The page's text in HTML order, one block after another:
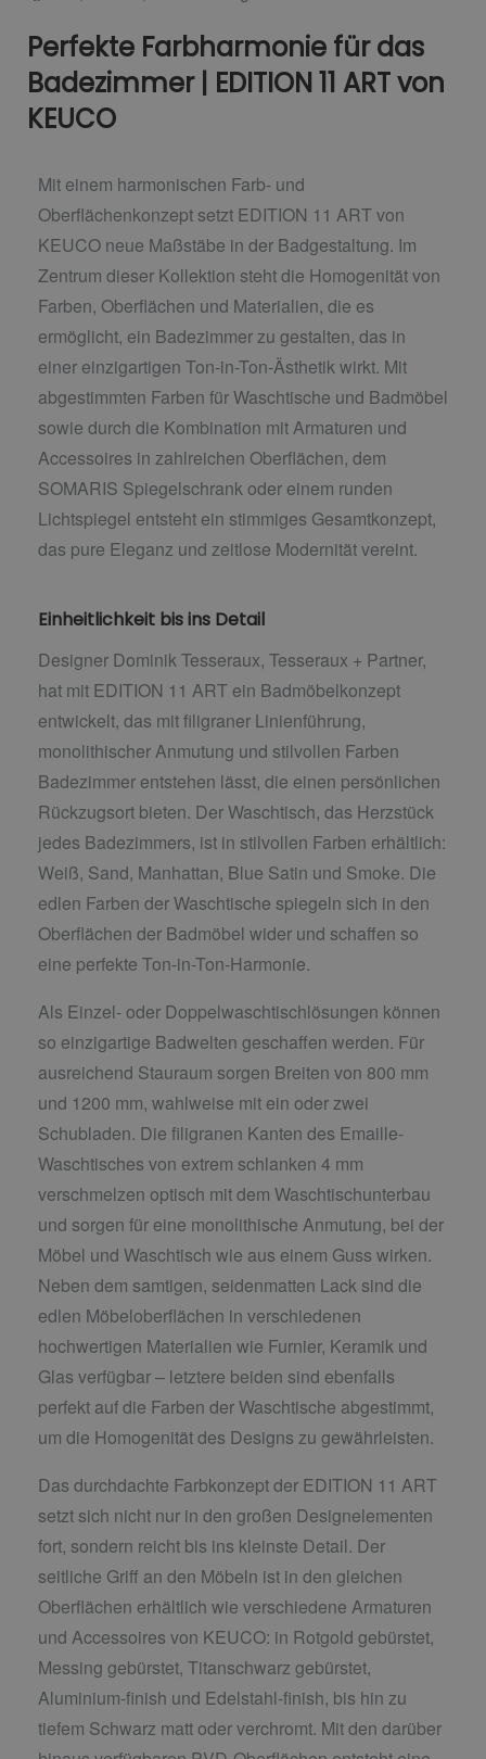
Perfekte Farbharmonie für das
Badezimmer | EDITION 11 ART von
KEUCO
Mit einem harmonischen Farb- und
Oberflächenkonzept setzt EDITION 11 ART von
KEUCO neue Maßstäbe in der Badgestaltung. Im
Zentrum dieser Kollektion steht die Homogenität von
Farben, Oberflächen und Materialien, die es
ermöglicht, ein Badezimmer zu gestalten, das in
einer einzigartigen Ton-in-Ton-Ästhetik wirkt. Mit
abgestimmten Farben für Waschtische und Badmöbel
sowie durch die Kombination mit Armaturen und
Accessoires in zahlreichen Oberflächen, dem
SOMARIS Spiegelschrank oder einem runden
Lichtspiegel entsteht ein stimmiges Gesamtkonzept,
das pure Eleganz und zeitlose Modernität vereint.
Einheitlichkeit bis ins Detail
Designer Dominik Tesseraux, Tesseraux + Partner,
hat mit EDITION 11 ART ein Badmöbelkonzept
entwickelt, das mit filigraner Linienführung,
monolithischer Anmutung und stilvollen Farben
Badezimmer entstehen lässt, die einen persönlichen
Rückzugsort bieten. Der Waschtisch, das Herzstück
jedes Badezimmers, ist in stilvollen Farben erhältlich:
Weiß, Sand, Manhattan, Blue Satin und Smoke. Die
edlen Farben der Waschtische spiegeln sich in den
Oberflächen der Badmöbel wider und schaffen so
eine perfekte Ton-in-Ton-Harmonie.
Als Einzel- oder Doppelwaschtischlösungen können
so einzigartige Badwelten geschaffen werden. Für
ausreichend Stauraum sorgen Breiten von 800 mm
und 1200 mm, wahlweise mit ein oder zwei
Schubladen. Die filigranen Kanten des Emaille-
Waschtisches von extrem schlanken 4 mm
verschmelzen optisch mit dem Waschtischunterbau
und sorgen für eine monolithische Anmutung, bei der
Möbel und Waschtisch wie aus einem Guss wirken.
Neben dem samtigen, seidenmatten Lack sind die
edlen Möbeloberflächen in verschiedenen
hochwertigen Materialien wie Furnier, Keramik und
Glas verfügbar – letztere beiden sind ebenfalls
perfekt auf die Farben der Waschtische abgestimmt,
um die Homogenität des Designs zu gewährleisten.
Das durchdachte Farbkonzept der EDITION 11 ART
setzt sich nicht nur in den großen Designelementen
fort, sondern reicht bis ins kleinste Detail. Der
seitliche Griff an den Möbeln ist in den gleichen
Oberflächen erhältlich wie verschiedene Armaturen
und Accessoires von KEUCO: in Rotgold gebürstet,
Messing gebürstet, Titanschwarz gebürstet,
Aluminium-finish und Edelstahl-finish, bis hin zu
tiefem Schwarz matt oder verchromt. Mit den darüber